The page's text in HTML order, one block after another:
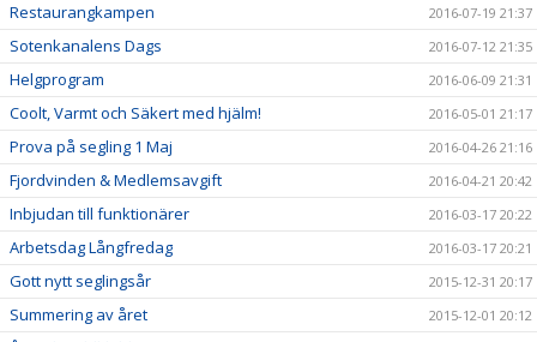
Restaurangkampen 2016-07-19 21:37
Sotenkanalens Dags 2016-07-12 21:35
Helgprogram 2016-06-09 21:31
Coolt, Varmt och Säkert med hjälm! 2016-05-01 21:17
Prova på segling 1 Maj 2016-04-26 21:16
Fjordvinden & Medlemsavgift 2016-04-21 20:42
Inbjudan till funktionärer 2016-03-17 20:22
Arbetsdag Långfredag 2016-03-17 20:21
Gott nytt seglingsår 2015-12-31 20:17
Summering av året 2015-12-01 20:12